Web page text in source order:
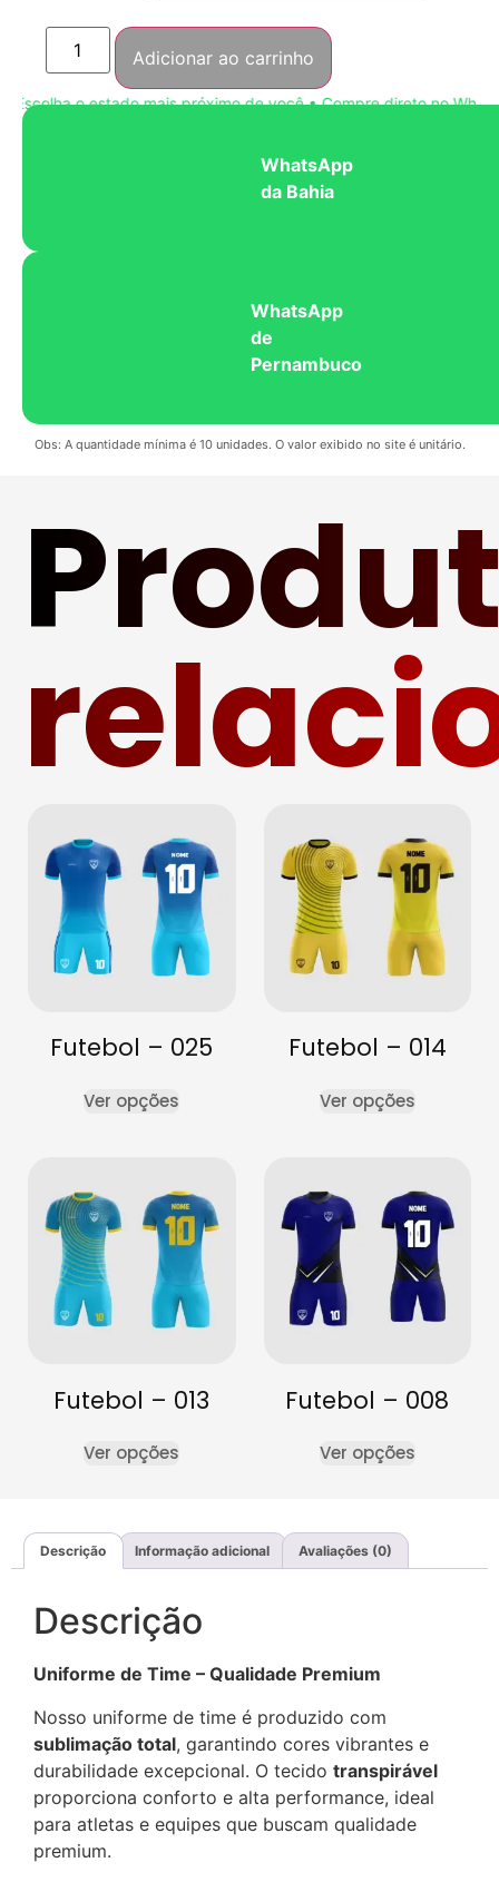
Adicionar ao carrinho
o estado mais próximo de você • Compre direto no
WhatsApp
da Bahia
WhatsApp
de
Pernambuco
Obs: A quantidade mínima é 10 unidades. O valor exibido no site é unitário.
Futebol – 025
Ver opções
Futebol – 014
Ver opções
Futebol – 013
Ver opções
Futebol – 008
Ver opções
Descrição Informação adicional Avaliações (0)
Descrição
Uniforme de Time – Qualidade Premium
Nosso uniforme de time é produzido com
sublimação total, garantindo cores vibrantes e
durabilidade excepcional. O tecido transpirável
proporciona conforto e alta performance, ideal
para atletas e equipes que buscam qualidade
premium.